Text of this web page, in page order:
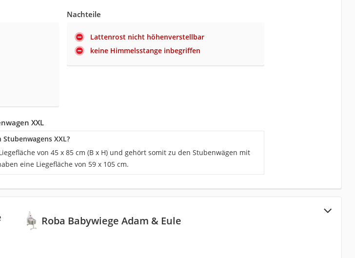
Nachteile
Lattenrost nicht höhenverstellbar
keine Himmelsstange inbegriffen
XXL
XXL?
von 45 x 85 cm (B x H) und gehört somit zu den Stubenwägen mit
eine Liegefläche von 59 x 105 cm.
Roba Babywiege Adam & Eule